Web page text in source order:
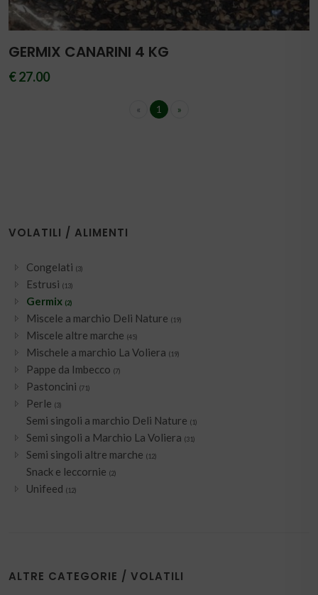
GERMIX CANARINI 4 KG
€ 27.00
« 1 »
VOLATILI / ALIMENTI
Congelati (3)
Estrusi (13)
Germix (2)
Miscele a marchio Deli Nature (19)
Miscele altre marche (45)
Mischele a marchio La Voliera (19)
Pappe da Imbecco (7)
Pastoncini (71)
Perle (3)
Semi singoli a marchio Deli Nature (1)
Semi singoli a Marchio La Voliera (31)
Semi singoli altre marche (12)
Snack e leccornie (2)
Unifeed (12)
ALTRE CATEGORIE / VOLATILI